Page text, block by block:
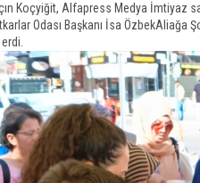
Koçyiğit, Alfapress Medya İmtiyaz
Odası Başkanı İsa Özbek​Aliağa